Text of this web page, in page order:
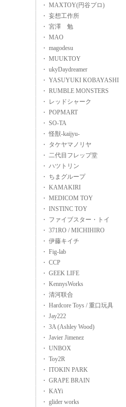
・ MAXTOY(円谷プロ)
・ 妄想工作所
・ 宮澤 勉
・ MAO
・ magodesu
・ MUUKTOY
・ ukyDaydreamer
・ YASUYUKI KOBAYASHI
・ RUMBLE MONSTERS
・ レッドシャーク
・ POPMART
・ SO-TA
・ 怪獣-kaijyu-
・ タケヤマノリヤ
・ 二代目フレップ堂
・ ハツトリン
・ ちまグループ
・ KAMAKIRI
・ MEDICOM TOY
・ INSTINC TOY
・ ファイブスター・トイ
・ 371RO / MICHIHIRO
・ 伊藤キイチ
・ Fig-lab
・ CCP
・ GEEK LIFE
・ KennysWorks
・ 清河联合
・ Hardcore Toys / 重口玩具
・ Jay222
・ 3A (Ashley Wood)
・ Javier Jimenez
・ UNBOX
・ Toy2R
・ ITOKIN PARK
・ GRAPE BRAIN
・ KAYi
・ glider works